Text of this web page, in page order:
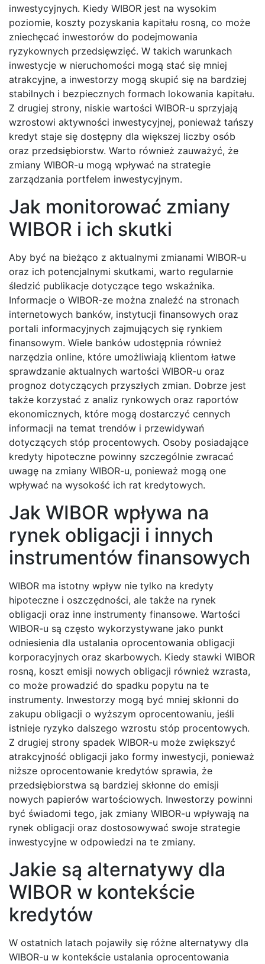
inwestycyjnych. Kiedy WIBOR jest na wysokim
poziomie, koszty pozyskania kapitału rosną, co może
zniechęcać inwestorów do podejmowania
ryzykownych przedsięwzięć. W takich warunkach
inwestycje w nieruchomości mogą stać się mniej
atrakcyjne, a inwestorzy mogą skupić się na bardziej
stabilnych i bezpiecznych formach lokowania kapitału.
Z drugiej strony, niskie wartości WIBOR-u sprzyjają
wzrostowi aktywności inwestycyjnej, ponieważ tańszy
kredyt staje się dostępny dla większej liczby osób
oraz przedsiębiorstw. Warto również zauważyć, że
zmiany WIBOR-u mogą wpływać na strategie
zarządzania portfelem inwestycyjnym.
Jak monitorować zmiany
WIBOR i ich skutki
Aby być na bieżąco z aktualnymi zmianami WIBOR-u
oraz ich potencjalnymi skutkami, warto regularnie
śledzić publikacje dotyczące tego wskaźnika.
Informacje o WIBOR-ze można znaleźć na stronach
internetowych banków, instytucji finansowych oraz
portali informacyjnych zajmujących się rynkiem
finansowym. Wiele banków udostępnia również
narzędzia online, które umożliwiają klientom łatwe
sprawdzanie aktualnych wartości WIBOR-u oraz
prognoz dotyczących przyszłych zmian. Dobrze jest
także korzystać z analiz rynkowych oraz raportów
ekonomicznych, które mogą dostarczyć cennych
informacji na temat trendów i przewidywań
dotyczących stóp procentowych. Osoby posiadające
kredyty hipoteczne powinny szczególnie zwracać
uwagę na zmiany WIBOR-u, ponieważ mogą one
wpływać na wysokość ich rat kredytowych.
Jak WIBOR wpływa na
rynek obligacji i innych
instrumentów finansowych
WIBOR ma istotny wpływ nie tylko na kredyty
hipoteczne i oszczędności, ale także na rynek
obligacji oraz inne instrumenty finansowe. Wartości
WIBOR-u są często wykorzystywane jako punkt
odniesienia dla ustalania oprocentowania obligacji
korporacyjnych oraz skarbowych. Kiedy stawki WIBOR
rosną, koszt emisji nowych obligacji również wzrasta,
co może prowadzić do spadku popytu na te
instrumenty. Inwestorzy mogą być mniej skłonni do
zakupu obligacji o wyższym oprocentowaniu, jeśli
istnieje ryzyko dalszego wzrostu stóp procentowych.
Z drugiej strony spadek WIBOR-u może zwiększyć
atrakcyjność obligacji jako formy inwestycji, ponieważ
niższe oprocentowanie kredytów sprawia, że
przedsiębiorstwa są bardziej skłonne do emisji
nowych papierów wartościowych. Inwestorzy powinni
być świadomi tego, jak zmiany WIBOR-u wpływają na
rynek obligacji oraz dostosowywać swoje strategie
inwestycyjne w odpowiedzi na te zmiany.
Jakie są alternatywy dla
WIBOR w kontekście
kredytów
W ostatnich latach pojawiły się różne alternatywy dla
WIBOR-u w kontekście ustalania oprocentowania